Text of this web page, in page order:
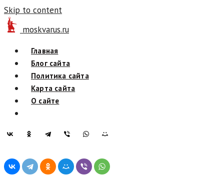
Skip to content
moskvarus.ru
Главная
Блог сайта
Политика сайта
Карта сайта
О сайте